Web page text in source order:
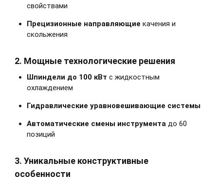
свойствами
Прецизионные направляющие качения и
скольжения
2. Мощные технологические решения
Шпиндели до 100 кВт с жидкостным
охлаждением
Гидравлические уравновешивающие системы
Автоматические смены инструмента до 60
позиций
3. Уникальные конструктивные
особенности